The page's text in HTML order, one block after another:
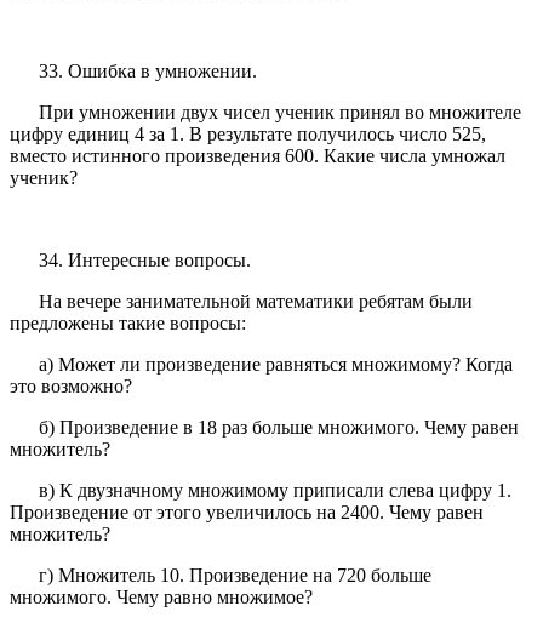
33. Ошибка в умножении.
При умножении двух чисел ученик принял во множителе
цифру единиц 4 за 1. В результате получилось число 525,
вместо истинного произведения 600. Какие числа умножал
ученик?
34. Интересные вопросы.
На вечере занимательной математики ребятам были
предложены такие вопросы:
а) Может ли произведение равняться множимому? Когда
это возможно?
б) Произведение в 18 раз больше множимого. Чему равен
множитель?
в) К двузначному множимому приписали слева цифру 1.
Произведение от этого увеличилось на 2400. Чему равен
множитель?
г) Множитель 10. Произведение на 720 больше
множимого. Чему равно множимое?